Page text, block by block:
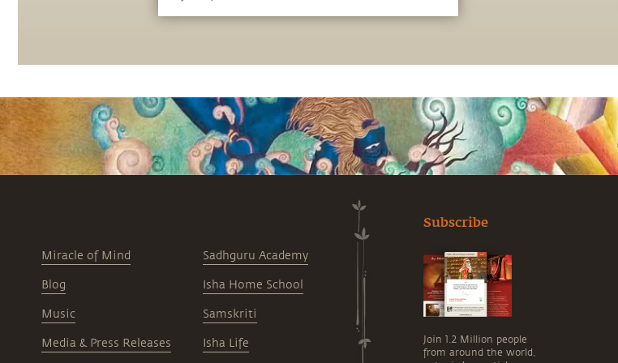
Miracle of Mind
Blog
Music
Media & Press Releases
Sadhguru Academy
Isha Home School
Samskriti
Isha Life
Subscribe
Join 1.2 Million people
from around the world,